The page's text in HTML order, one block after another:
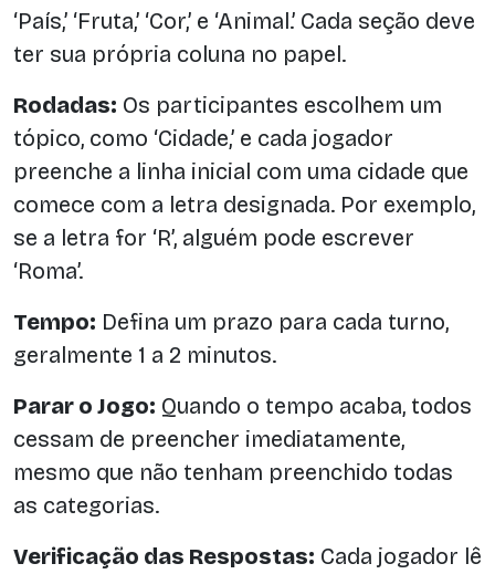
‘País,’ ‘Fruta,’ ‘Cor,’ e ‘Animal.’ Cada seção deve
ter sua própria coluna no papel.
Rodadas: Os participantes escolhem um
tópico, como ‘Cidade,’ e cada jogador
preenche a linha inicial com uma cidade que
comece com a letra designada. Por exemplo,
se a letra for ‘R’, alguém pode escrever
‘Roma’.
Tempo: Defina um prazo para cada turno,
geralmente 1 a 2 minutos.
Parar o Jogo: Quando o tempo acaba, todos
cessam de preencher imediatamente,
mesmo que não tenham preenchido todas
as categorias.
Verificação das Respostas: Cada jogador lê